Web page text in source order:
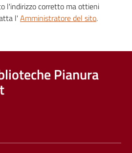
l'indirizzo corretto ma ottieni
l' Amministratore del sito.
Pianura